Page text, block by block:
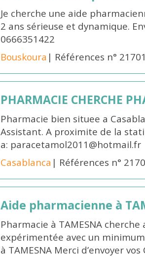
Je cherche une aide
2 ans sérieuse et dynamique.
0666351422
Bouskoura | Références n°
PHARMACIE CHERCHE
Pharmacie bien situee a
Assistant. A proximite de la
a: paracetamol2011@hotmail.fr
Casablanca | Références n°
Aide pharmacienne à
Pharmacie à TAMESNA
expérimentée avec un
à TAMESNA Merci d’envoyer